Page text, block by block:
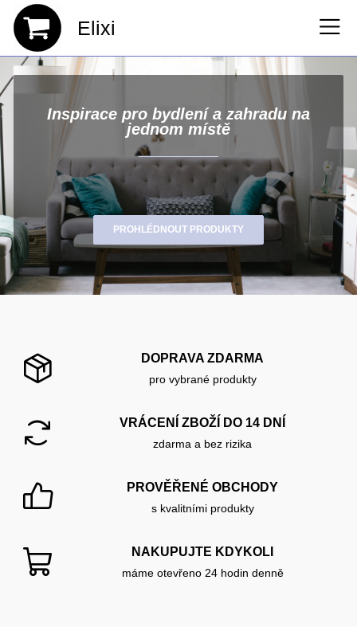
Elixi
Inspirace pro bydlení a zahradu na
jednom místě
PROHLÉDNOUT PRODUKTY
DOPRAVA ZDARMA
pro vybrané produkty
VRÁCENÍ ZBOŽÍ DO 14 DNÍ
zdarma a bez rizika
PROVĚŘENÉ OBCHODY
s kvalitními produkty
NAKUPUJTE KDYKOLI
máme otevřeno 24 hodin denně